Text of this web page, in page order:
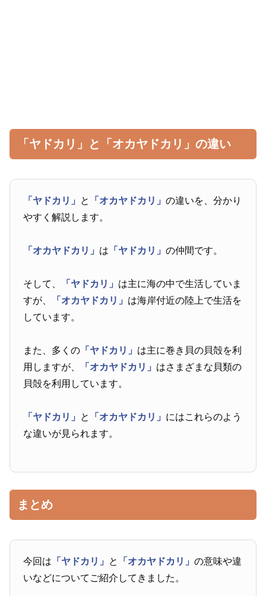
「ヤドカリ」と「オカヤドカリ」の違い
「ヤドカリ」 と 「オカヤドカリ」の違いを、分かり
やすく解説します。
「オカヤドカリ」 は 「ヤドカリ」の仲間です。
そして、 「ヤドカリ」 は主に海の中で生活していま
すが、
「オカヤドカリ」 は海岸付近の陸上で生活を
しています。
また、多くの 「ヤドカリ」 は主に巻き貝の貝殻を利
用しますが、
「オカヤドカリ」 はさまざまな貝類の
貝殻を利用しています。
「ヤドカリ」 と 「オカヤドカリ」 にはこれらのよう
な違いが見られます。
まとめ
今回は 「ヤドカリ」 と 「オカヤドカリ」の意味や違
いなどについてご紹介してきました。